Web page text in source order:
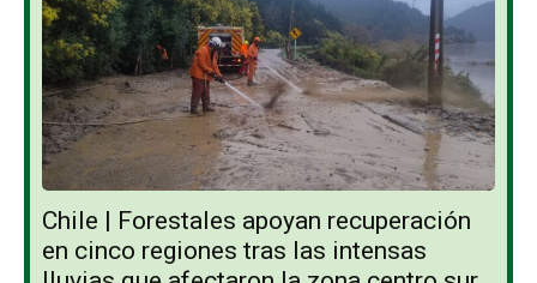
Chile | Forestales apoyan recuperación
en cinco regiones tras las intensas